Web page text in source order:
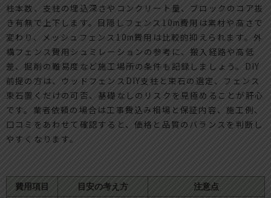
柱本数、支柱の埋込深さやコンクリート量、ブロックのコア抜
き有無で上下します。目隠しフェンス10m費用は素材や高さで
変わり、メッシュフェンス10m費用は比較的抑えられます。外
構フェンス費用シュミレーションの参考に、搬入経路や高低
差、掘削の難易度など施工場所の条件も記録しましょう。DIY
前提の方は、ウッドフェンスDIY支柱と束石の選定、フェンス
束石置くだけの可否、基礎なしのリスクを見極めることが肝心
です。業者依頼の場合は工事費込み相場と保証内容、施工例、
口コミをあわせて確認すると、価格と品質のバランスを判断し
やすくなります。
費用項目 目安の考え方 注意点